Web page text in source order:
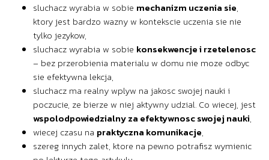
sluchacz wyrabia w sobie mechanizm uczenia sie,
ktory jest bardzo wazny w kontekscie uczenia sie nie
tylko jezykow,
sluchacz wyrabia w sobie konsekwencje i rzetelenosc
– bez przerobienia materialu w domu nie moze odbyc
sie efektywna lekcja,
sluchacz ma realny wplyw na jakosc swojej nauki i
poczucie, ze bierze w niej aktywny udzial. Co wiecej, jest
wspolodpowiedzialny za efektywnosc swojej nauki,
wiecej czasu na praktyczna komunikacje,
szereg innych zalet, ktore na pewno potrafisz wymienic